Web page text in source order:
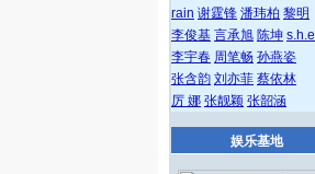
rain 谢霆锋 潘玮柏 黎明
李俊基 言承旭 陈坤 s.h.e
李宇春 周笔畅 孙燕姿
张含韵 刘亦菲 蔡依林
厉 娜 张靓颖 张韶涵
娱乐基地